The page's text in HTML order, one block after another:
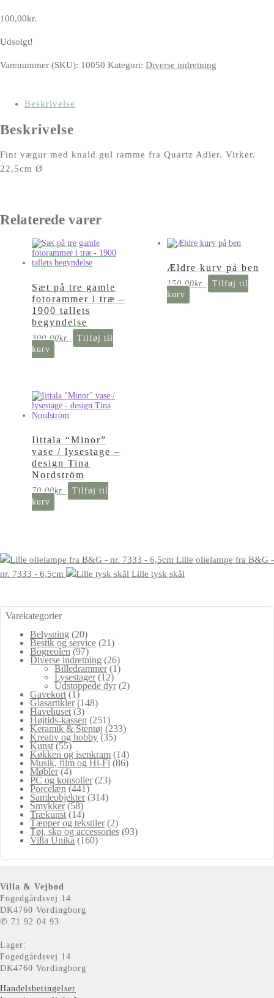
100,00kr.
Udsolgt!
Varenummer (SKU): 10050 Kategori: Diverse indretning
Beskrivelse
Beskrivelse
Fint vægur med knald gul ramme fra Quartz Adler. Virker.
22,5cm Ø
Relaterede varer
Sæt på tre gamle
fotorammer i træ –
1900 tallets
begyndelse
300,00kr.
Tilføj til
kurv
Ældre kurv på ben
150,00kr.
Tilføj til
kurv
Iittala “Minor”
vase / lysestage –
design Tina
Nordström
70,00kr.
Tilføj til
kurv
Lille olielampe fra B&G -
nr. 7333 - 6,5cm
Lille tysk skål
Varekategorier
Belysning (20)
Bestik og service (21)
Bogreolen (97)
Diverse indretning (26)
Billedrammer (1)
Lysestager (12)
Udstoppede dyr (2)
Gavekort (1)
Glasartikler (148)
Havehuset (3)
Højtids-kassen (251)
Keramik & Stentøj (233)
Kreativ og hobby (35)
Kunst (55)
Køkken og isenkram (14)
Musik, film og Hi-Fi (86)
Møbler (4)
PC og konsoller (23)
Porcelæn (441)
Samleobjekter (314)
Smykker (58)
Trækunst (14)
Tæpper og tekstiler (2)
Tøj, sko og accessories (93)
Villa Unika (160)
Villa & Vejbod
Fogedgårdsvej 14
DK4760 Vordingborg
✆ 71 92 04 93
Lager:
Fogedgårdsvej 14
DK4760 Vordingborg
Handelsbetingelser